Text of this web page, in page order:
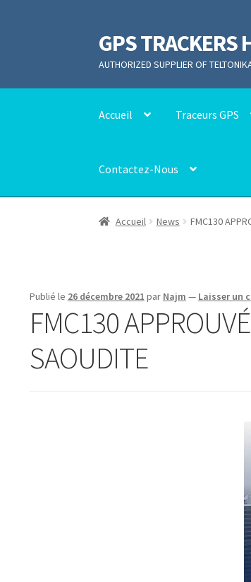
Aller
à
la
navigation
Aller
au
contenu
GPS TRACKERS
AUTHORIZED SUPPLIER OF
Accueil Traceurs GPS
Contactez-Nous
Accueil News FMC130
Publié le 26 décembre 2021 par Najm — Laisser un
FMC130
SAOUDITE